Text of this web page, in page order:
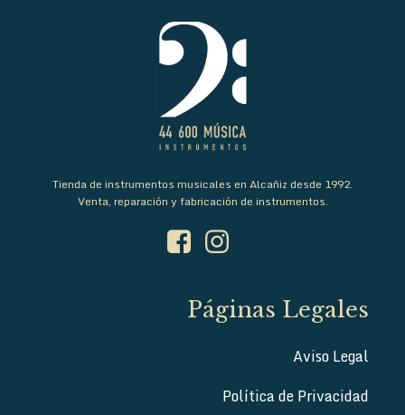
Tienda de instrumentos musicales en Alcañiz desde 1992.
Venta, reparación y fabricación de instrumentos.
Páginas Legales
Aviso Legal
Política de Privacidad